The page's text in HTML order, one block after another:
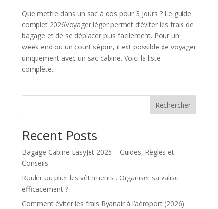
Que mettre dans un sac à dos pour 3 jours ? Le guide
complet 2026Voyager léger permet d’éviter les frais de
bagage et de se déplacer plus facilement. Pour un
week-end ou un court séjour, il est possible de voyager
uniquement avec un sac cabine. Voici la liste
complète...
Rechercher
Recent Posts
Bagage Cabine EasyJet 2026 – Guides, Règles et
Conseils
Rouler ou plier les vêtements : Organiser sa valise
efficacement ?
Comment éviter les frais Ryanair à l’aéroport (2026)